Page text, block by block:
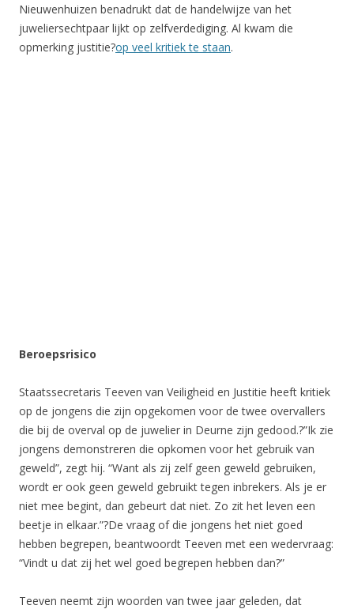
Nieuwenhuizen benadrukt dat de handelwijze van het
juweliersechtpaar lijkt op zelfverdediging. Al kwam die
opmerking justitie?op veel kritiek te staan.
Beroepsrisico
Staatssecretaris Teeven van Veiligheid en Justitie heeft kritiek
op de jongens die zijn opgekomen voor de twee overvallers
die bij de overval op de juwelier in Deurne zijn gedood.?”Ik zie
jongens demonstreren die opkomen voor het gebruik van
geweld”, zegt hij. “Want als zij zelf geen geweld gebruiken,
wordt er ook geen geweld gebruikt tegen inbrekers. Als je er
niet mee begint, dan gebeurt dat niet. Zo zit het leven een
beetje in elkaar.”?De vraag of die jongens het niet goed
hebben begrepen, beantwoordt Teeven met een wedervraag:
“Vindt u dat zij het wel goed begrepen hebben dan?”
Teeven neemt zijn woorden van twee jaar geleden, dat